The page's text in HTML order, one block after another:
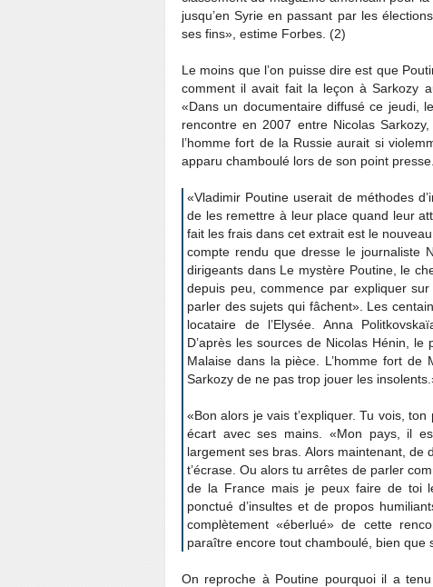
jusqu’en Syrie en passant par les
ses fins», estime Forbes. (2)
Le moins que l’on puisse dire est que
comment il avait fait la leçon à Sarkozy
«Dans un documentaire diffusé ce jeudi,
rencontre en 2007 entre Nicolas
l’homme fort de la Russie aurait si
apparu chamboulé lors de son point
«Vladimir Poutine userait de méthodes
de les remettre à leur place quand leur
fait les frais dans cet extrait est le
compte rendu que dresse le journaliste
dirigeants dans Le mystère Poutine, le
depuis peu, commence par expliquer
parler des sujets qui fâchent». Les
locataire de l’Elysée. Anna
D’après les sources de Nicolas Hénin, le
Malaise dans la pièce. L’homme fort
Sarkozy de ne pas trop jouer les
«Bon alors je vais t’expliquer. Tu vois,
écart avec ses mains. «Mon pays, il
largement ses bras. Alors maintenant, de
t’écrase. Ou alors tu arrêtes de parler
de la France mais je peux faire de toi
ponctué d’insultes et de propos
complètement «éberlué» de cette
paraître encore tout chamboulé, bien que
On reproche à Poutine pourquoi il a